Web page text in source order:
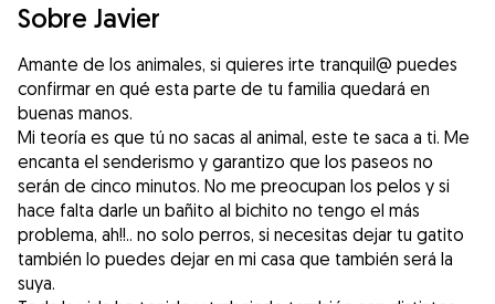
Sobre Javier
Amante de los animales, si quieres irte tranquil@ puedes
confirmar en qué esta parte de tu familia quedará en
buenas manos.
Mi teoría es que tú no sacas al animal, este te saca a ti. Me
encanta el senderismo y garantizo que los paseos no
serán de cinco minutos. No me preocupan los pelos y si
hace falta darle un bañito al bichito no tengo el más
problema, ah!!.. no solo perros, si necesitas dejar tu gatito
también lo puedes dejar en mi casa que también será la
suya.